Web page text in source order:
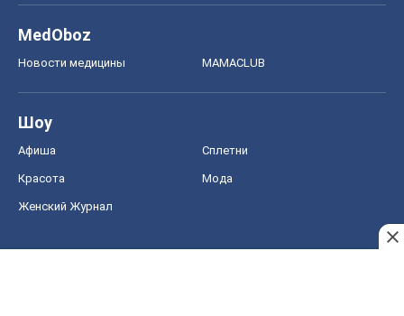
MedOboz
Новости медицины MAMACLUB
Шоу
Афиша Сплетни
Красота Мода
Женский Журнал